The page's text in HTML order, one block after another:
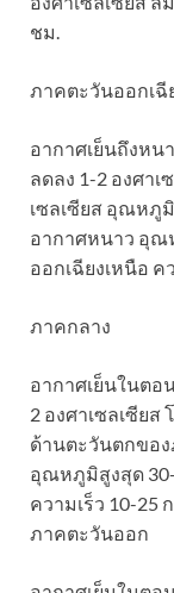
ชม.
ภาคตะวันออกเฉี
อากาศเย็นถึงห
ลดลง 1-2 องศา
เซลเซียส อุณหภู
อากาศหนาว อุณ
ออกเฉียงเหนือ ค
ภาคกลาง
อากาศเย็นในต
2 องศาเซลเซีย
ด้านตะวันตกขอ
อุณหภูมิสูงสุด
ความเร็ว 10-25
ภาคตะวันออก